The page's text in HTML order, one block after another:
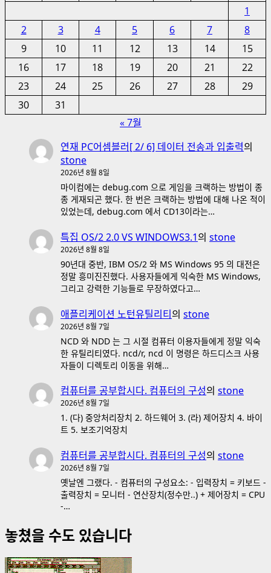
1
2
3 4 5 6 7
8
9
10 11 12 13 14
15
16
17 18 19 20 21
22
23
24 25 26 27 28
29
30
31
« 7월
연재 PC어셈블러[ 2/ 6] 데이터 전송과 입출력의
stone
2026년 8월 8일
마이컴에는 debug.com 으로 게임을 크랙하는 방법이 종
종 게재되곤 했다. 한 번은 크랙하는 방법에 대해 나온 적이
있었는데, debug.com 에서 CD13이라는…
특집 OS/2 2.0 VS WINDOWS3.1의 stone
2026년 8월 8일
90년대 중반, IBM OS/2 와 MS Windows 95 의 대전은
정말 흥미진진했다. 사용자들에게 익숙한 MS Windows,
그리고 강력한 기능들로 무장하였다고…
애플리케이션 노턴유틸리티의 stone
2026년 8월 7일
NCD 와 NDD 는 그 시절 컴퓨터 이용자들에게 정말 익숙
한 유틸리티였다. ncd/r, ncd 이 명령은 하드디스크 사용
자들이 디렉토리 이동을 위해…
컴퓨터를 공부합시다. 컴퓨터의 구성의 stone
2026년 8월 7일
1. (다) 중앙처리장치 2. 하드웨어 3. (라) 제어장치 4. 바이
트 5. 보조기억장치
컴퓨터를 공부합시다. 컴퓨터의 구성의 stone
2026년 8월 7일
옛날엔 그랬다. - 컴퓨터의 구성요소: - 입력장치 = 키보드 -
출력장치 = 모니터 - 연산장치(정수만..) + 제어장치 = CPU
-…
놓쳤을 수도 있습니다